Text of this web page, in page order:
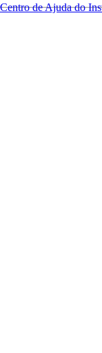
Centro de Ajuda do